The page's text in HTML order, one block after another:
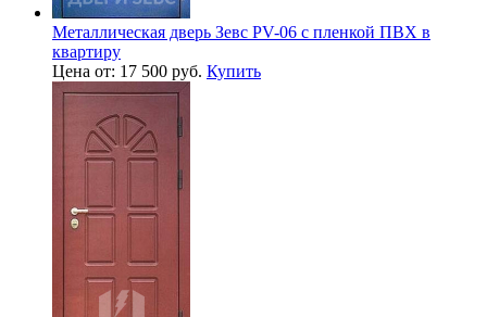
Металлическая дверь Зевс PV-06 с пленкой ПВХ в
квартиру
Цена от: 17 500 руб. Купить